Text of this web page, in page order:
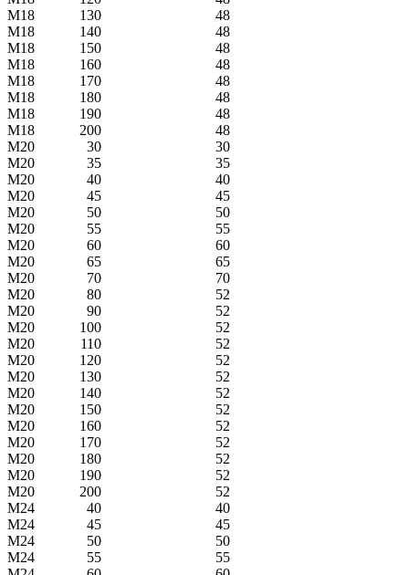
M18
130
48
M18
140
48
M18
150
48
M18
160
48
M18
170
48
M18
180
48
M18
190
48
M18
200
48
M20
30
30
M20
35
35
M20
40
40
M20
45
45
M20
50
50
M20
55
55
M20
60
60
M20
65
65
M20
70
70
M20
80
52
M20
90
52
M20
100
52
M20
110
52
M20
120
52
M20
130
52
M20
140
52
M20
150
52
M20
160
52
M20
170
52
M20
180
52
M20
190
52
M20
200
52
M24
40
40
M24
45
45
M24
50
50
M24
55
55